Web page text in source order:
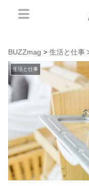
BUZZmag > 生活と仕事
生活と仕事